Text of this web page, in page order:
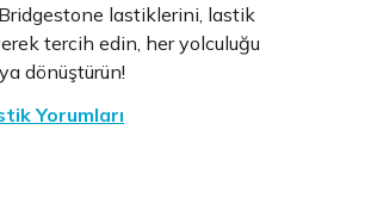
lastiklerini, lastik
tercih edin, her yolculuğu
dönüştürün!
Yorumları